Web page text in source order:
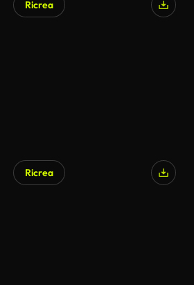
Ricrea
Ricrea